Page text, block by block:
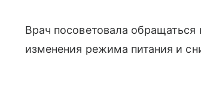
Врач посоветовала
изменения режима питания и